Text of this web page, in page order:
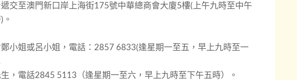
交至澳門新口岸上海街175號中華總商會大廈5樓(上午九時至中午
小姐或呂小姐，電話：2857 6833(逢星期一至五，早上九時至一
，電話2845 5113（逢星期一至六，早上九時至下午五時）。